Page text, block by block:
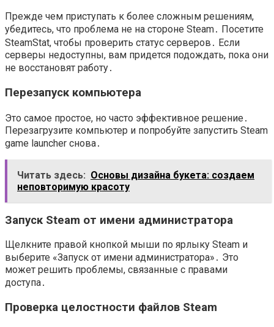
Прежде чем приступать к более сложным решениям,
убедитесь, что проблема не на стороне Steam․ Посетите
SteamStat, чтобы проверить статус серверов․ Если
серверы недоступны, вам придется подождать, пока они
не восстановят работу․
Перезапуск компьютера
Это самое простое, но часто эффективное решение․
Перезагрузите компьютер и попробуйте запустить Steam
game launcher снова․
Читать здесь: Основы дизайна букета: создаем
неповторимую красоту
Запуск Steam от имени администратора
Щелкните правой кнопкой мыши по ярлыку Steam и
выберите «Запуск от имени администратора»․ Это
может решить проблемы, связанные с правами
доступа․
Проверка целостности файлов Steam